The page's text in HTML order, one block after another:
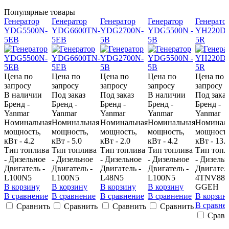
Популярные товары
Генератор
YDG5500N-
5EB
Цена по
запросу
В наличии
Бренд -
Yanmar
Номинальная
мощность,
кВт - 4.2
Тип топлива
- Дизельное
Двигатель -
L100N5
В корзину
В сравнение
Сравнить
Генератор
YDG6600TN-
5EB
Цена по
запросу
Под заказ
Бренд -
Yanmar
Номинальная
мощность,
кВт - 5.0
Тип топлива
- Дизельное
Двигатель -
L100N5
В корзину
В сравнение
Сравнить
Генератор
YDG2700N-
5B
Цена по
запросу
Под заказ
Бренд -
Yanmar
Номинальная
мощность,
кВт - 2.0
Тип топлива
- Дизельное
Двигатель -
L48N5
В корзину
В сравнение
Сравнить
Генератор
YDG5500N -
5B
Цена по
запросу
В наличии
Бренд -
Yanmar
Номинальная
мощность,
кВт - 4.2
Тип топлива
- Дизельное
Двигатель -
L100N5
В корзину
В сравнение
Сравнить
5R
Цена по
запросу
Под заказ
Бренд -
Yanmar
кВт - 13.7
Тип
-
4TNV88-
GGEH
В
В